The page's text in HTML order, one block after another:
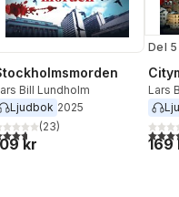
Bill Lundholm
Ljudbok 2025
utav 5 stjärnor. Totalt antal
(23)
kr
Del 5
Lars
4,2
169